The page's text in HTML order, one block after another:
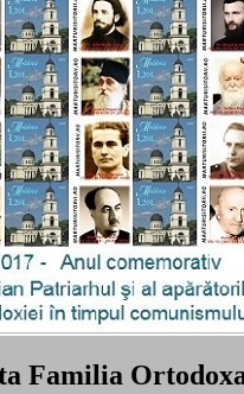
Familia